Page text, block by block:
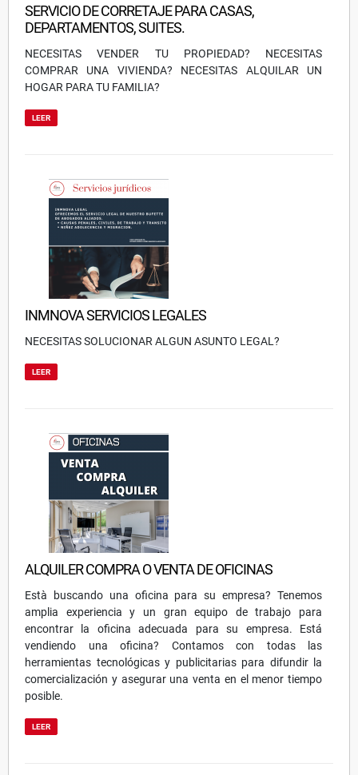
SERVICIO DE CORRETAJE PARA CASAS,
DEPARTAMENTOS, SUITES.
NECESITAS VENDER TU PROPIEDAD? NECESITAS
COMPRAR UNA VIVIENDA? NECESITAS ALQUILAR UN
HOGAR PARA TU FAMILIA?
LEER
INMNOVA SERVICIOS LEGALES
NECESITAS SOLUCIONAR ALGUN ASUNTO LEGAL?
LEER
ALQUILER COMPRA O VENTA DE OFICINAS
Està buscando una oficina para su empresa? Tenemos
amplia experiencia y un gran equipo de trabajo para
encontrar la oficina adecuada para su empresa. Está
vendiendo una oficina? Contamos con todas las
herramientas tecnológicas y publicitarias para difundir la
comercialización y asegurar una venta en el menor tiempo
posible.
LEER